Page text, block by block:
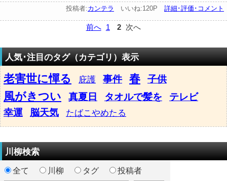
投稿者:カンテラ いいね:120P 詳細･評価･コメント
前へ 1 2 次へ
人気･注目のタグ（カテゴリ）表示
老害世に憚る 庇護 事件 春 子供
風がきつい 真夏日 タオルで髪を
テレビ
幸運
脳天気 たばこやめたる
川柳検索
全て 川柳 タグ 投稿者